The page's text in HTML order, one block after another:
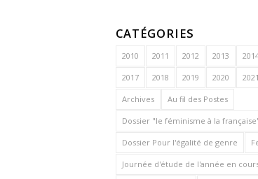
CATÉGORIES
2010 2011 2012 2013
2017 2018 2019 2020 2021
Archives Au fil des Postes
Dossier "le féminisme à la
Dossier Pour l'égalité de genre
Journée d'étude de l'année en